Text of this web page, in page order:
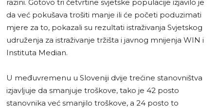
razini. Gotovo tri četvrtine svjetske populacije izjavilo je
da već pokušava trošiti manje ili će početi poduzimati
mjere za to, pokazali su rezultati istraživanja Svjetskog
udruženja za istraživanje tržišta i javnog mnijenja WIN i
Instituta Median.
U međuvremenu u Sloveniji dvije trećine stanovništva
izjavljuje da smanjuje troškove, tako je 42 posto
stanovnika već smanjilo troškove, a 24 posto to